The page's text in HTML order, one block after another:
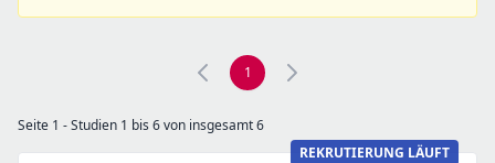
1
Seite 1 - Studien 1 bis 6 von insgesamt 6
REKRUTIERUNG LÄUFT